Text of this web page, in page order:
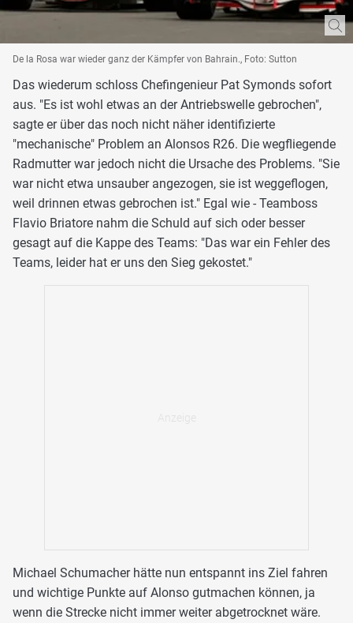
De la Rosa war wieder ganz der Kämpfer von Bahrain., Foto: Sutton
Das wiederum schloss Chefingenieur Pat Symonds sofort
aus. "Es ist wohl etwas an der Antriebswelle gebrochen",
sagte er über das noch nicht näher identifizierte
"mechanische" Problem an Alonsos R26. Die wegfliegende
Radmutter war jedoch nicht die Ursache des Problems. "Sie
war nicht etwa unsauber angezogen, sie ist weggeflogen,
weil drinnen etwas gebrochen ist." Egal wie - Teamboss
Flavio Briatore nahm die Schuld auf sich oder besser
gesagt auf die Kappe des Teams: "Das war ein Fehler des
Teams, leider hat er uns den Sieg gekostet."
Michael Schumacher hätte nun entspannt ins Ziel fahren
und wichtige Punkte auf Alonso gutmachen können, ja
wenn die Strecke nicht immer weiter abgetrocknet wäre.